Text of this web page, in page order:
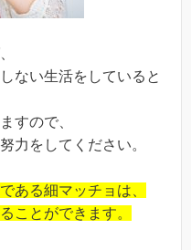
ない生活をしていると
すので、
力をしてください。
ある細マッチョは、
ことができます。